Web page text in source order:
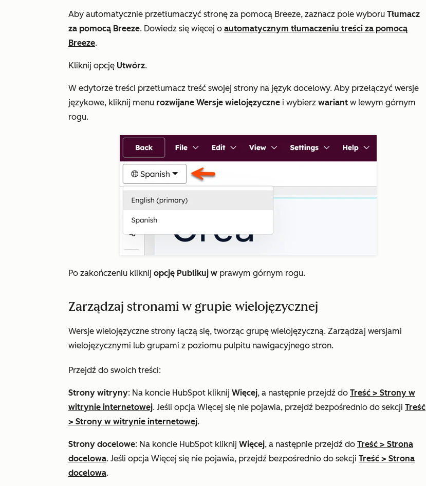
Aby automatycznie przetłumaczyć stronę za pomocą Breeze, zaznacz pole wyboru Tłumacz
za pomocą Breeze. Dowiedz się więcej o automatycznym tłumaczeniu treści za pomocą
Breeze.
Kliknij opcję Utwórz.
W edytorze treści przetłumacz treść swojej strony na język docelowy. Aby przełączyć wersje
językowe, kliknij menu rozwijane Wersje wielojęzyczne i wybierz wariant w lewym górnym
rogu.
Po zakończeniu kliknij opcję Publikuj w prawym górnym rogu.
Zarządzaj stronami w grupie wielojęzycznej
Wersje wielojęzyczne strony łączą się, tworząc grupę wielojęzyczną. Zarządzaj wersjami
wielojęzycznymi lub grupami z poziomu pulpitu nawigacyjnego stron.
Przejdź do swoich treści:
Strony witryny: Na koncie HubSpot kliknij Więcej, a następnie przejdź do Treść > Strony w
witrynie internetowej. Jeśli opcja Więcej się nie pojawia, przejdź bezpośrednio do sekcji Treść
> Strony w witrynie internetowej.
Strony docelowe: Na koncie HubSpot kliknij Więcej, a następnie przejdź do Treść > Strona
docelowa. Jeśli opcja Więcej się nie pojawia, przejdź bezpośrednio do sekcji Treść > Strona
docelowa.